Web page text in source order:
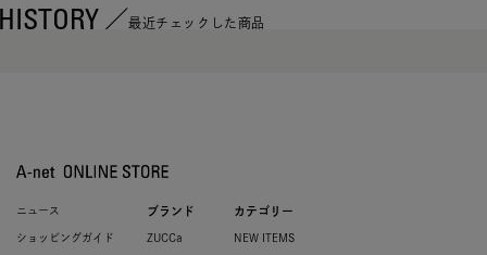
最近チェックした商品
ニュース
ショッピングガイド
ブランド
ZUCCa
カテゴリー
NEW ITEMS